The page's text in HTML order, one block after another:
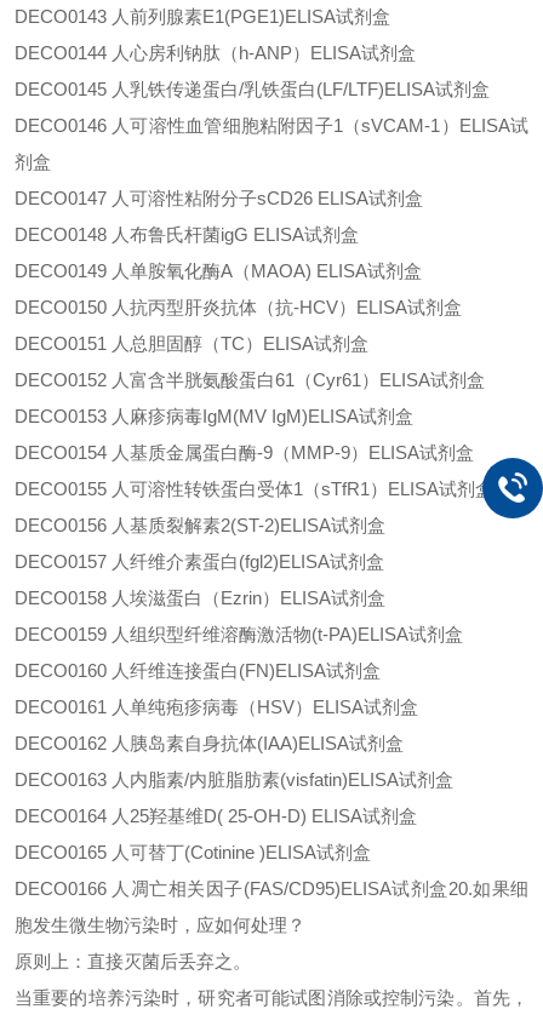
DECO0143 人前列腺素E1(PGE1)ELISA试剂盒
DECO0144 人心房利钠肽（h-ANP）ELISA试剂盒
DECO0145 人乳铁传递蛋白/乳铁蛋白(LF/LTF)ELISA试剂盒
DECO0146 人可溶性血管细胞粘附因子1（sVCAM-1）ELISA试
剂盒
DECO0147 人可溶性粘附分子sCD26 ELISA试剂盒
DECO0148 人布鲁氏杆菌igG ELISA试剂盒
DECO0149 人单胺氧化酶A（MAOA) ELISA试剂盒
DECO0150 人抗丙型肝炎抗体（抗-HCV）ELISA试剂盒
DECO0151 人总胆固醇（TC）ELISA试剂盒
DECO0152 人富含半胱氨酸蛋白61（Cyr61）ELISA试剂盒
DECO0153 人麻疹病毒IgM(MV IgM)ELISA试剂盒
DECO0154 人基质金属蛋白酶-9（MMP-9）ELISA试剂盒
DECO0155 人可溶性转铁蛋白受体1（sTfR1）ELISA试剂盒
DECO0156 人基质裂解素2(ST-2)ELISA试剂盒
DECO0157 人纤维介素蛋白(fgl2)ELISA试剂盒
DECO0158 人埃滋蛋白（Ezrin）ELISA试剂盒
DECO0159 人组织型纤维溶酶激活物(t-PA)ELISA试剂盒
DECO0160 人纤维连接蛋白(FN)ELISA试剂盒
DECO0161 人单纯疱疹病毒（HSV）ELISA试剂盒
DECO0162 人胰岛素自身抗体(IAA)ELISA试剂盒
DECO0163 人内脂素/内脏脂肪素(visfatin)ELISA试剂盒
DECO0164 人 25羟基维D( 25-OH-D) ELISA试剂盒
DECO0165 人可替丁(Cotinine )ELISA试剂盒
DECO0166 人凋亡相关因子(FAS/CD95)ELISA试剂盒20.如果细
胞发生微生物污染时，应如何处理？
原则上：直接灭菌后丢弃之。
当重要的培养污染时，研究者可能试图消除或控制污染。首先，